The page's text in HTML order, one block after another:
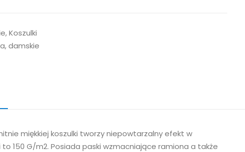
Koszulki
damskie
miękkiej koszulki tworzy niepowtarzalny efekt w
150 G/m2. Posiada paski wzmacniające ramiona a także